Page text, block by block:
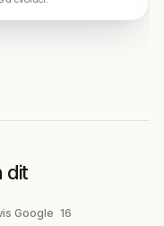
dit
Google 16